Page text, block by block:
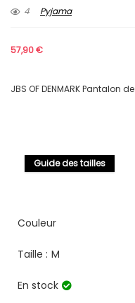
4 Pyjama
57,90€
JBS OF DENMARK Pantalon
Guide des tailles
Couleur
Taille : M
En stock